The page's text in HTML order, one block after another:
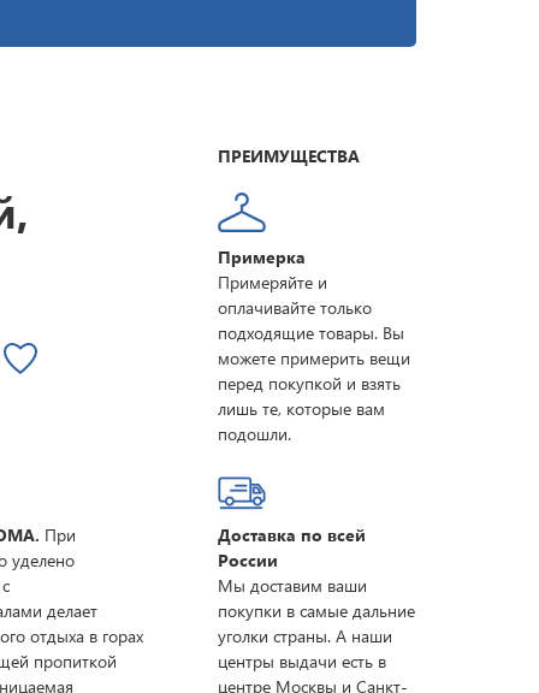
При
уделено
делает
отдыха в горах
пропиткой
ПРЕИМУЩЕСТВА
Примерка
Примеряйте и
оплачивайте только
подходящие товары. Вы
можете примерить вещи
перед покупкой и взять
лишь те, которые вам
подошли.
Доставка по всей
России
Мы доставим ваши
покупки в самые дальние
уголки страны. А наши
центры выдачи есть в
центре Москвы и Санкт-